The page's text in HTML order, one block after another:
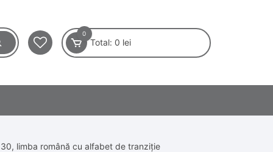
0
Total: 0 lei
limba română cu alfabet de tranziție